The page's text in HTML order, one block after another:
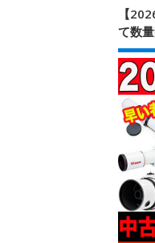
【
て数